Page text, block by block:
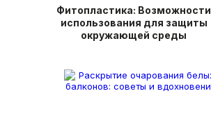
Фитопластика: Возможности
использования для защиты
окружающей среды